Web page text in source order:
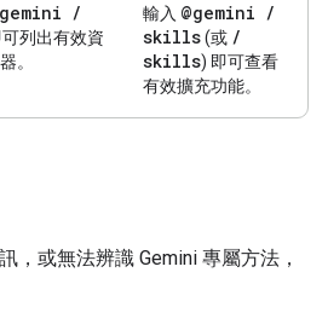
/
可列出有效資
。
輸入 @gemini /
skills(或 /
skills) 即可查看
有效擴充功能。
，或無法辨識 Gemini 專屬方法，